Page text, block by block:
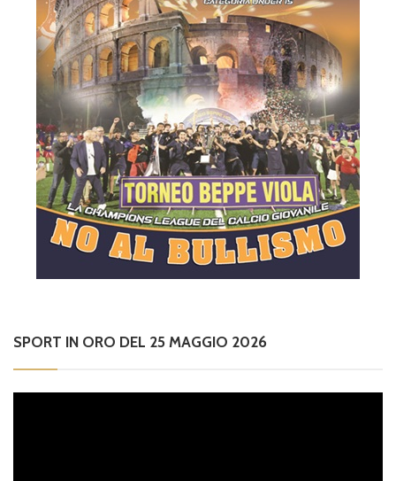
SPORT IN ORO DEL 25 MAGGIO 2026